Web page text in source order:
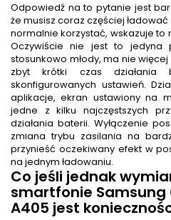
Odpowiedź na to pytanie jest
że musisz coraz częściej
normalnie korzystać, wskazuje to
Oczywiście nie jest to jedyna
stosunkowo młody, ma nie
zbyt krótki czas działania
skonfigurowanych ustawień.
aplikacje, ekran ustawiony na
jedne z kilku najczęstszych
działania baterii. Wyłączenie
zmiana trybu zasilania na
przynieść oczekiwany efekt w
na jednym ładowaniu.
Co jeśli jednak
smartfonie Samsung
A405 jest